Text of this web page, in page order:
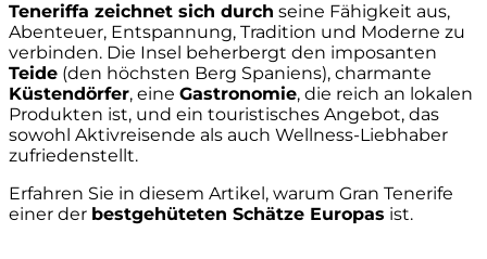
Teneriffa zeichnet sich durch seine Fähigkeit aus,
Abenteuer, Entspannung, Tradition und Moderne zu
verbinden. Die Insel beherbergt den imposanten
Teide (den höchsten Berg Spaniens), charmante
Küstendörfer, eine Gastronomie, die reich an lokalen
Produkten ist, und ein touristisches Angebot, das
sowohl Aktivreisende als auch Wellness-Liebhaber
zufriedenstellt.
Erfahren Sie in diesem Artikel, warum Gran Tenerife
einer der bestgehüteten Schätze Europas ist.